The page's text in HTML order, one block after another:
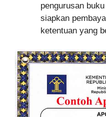
pengurusan
siapkan
ketentuan yang